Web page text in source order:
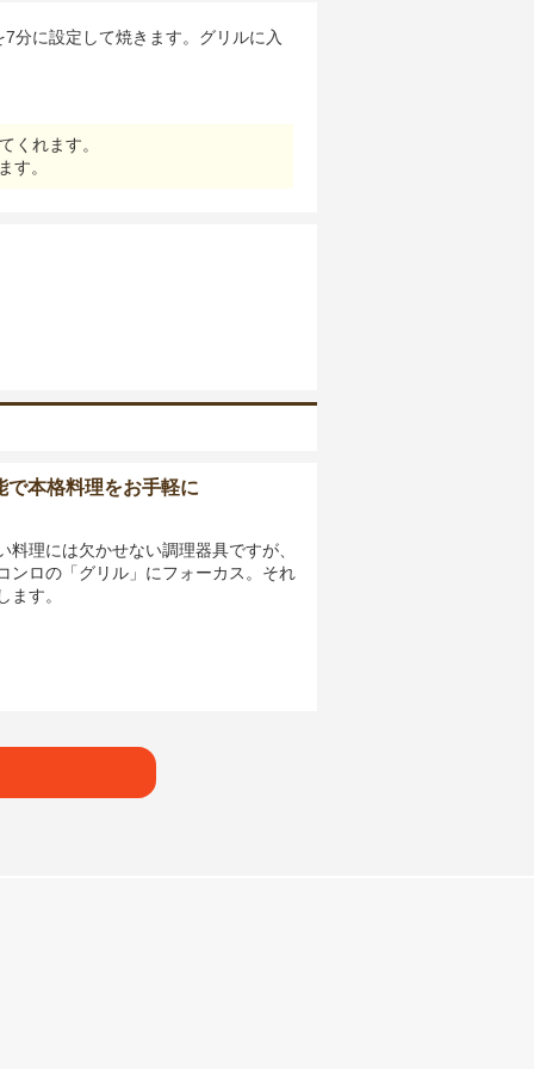
分に設定して焼きます。グリルに入
くれます。
す。
本格料理をお手軽に
理には欠かせない調理器具ですが、
ンロの「グリル」にフォーカス。それ
す。